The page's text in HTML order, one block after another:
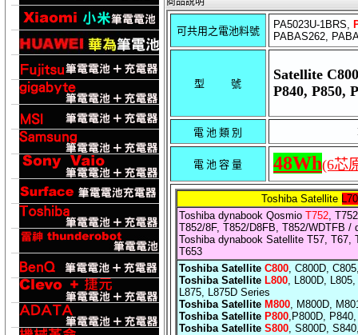
可共用之電池料號
PA5023U-1BRS,
PABAS262,
型 號
Satellite
P840, P850,
電 池 類 別
電 池 容 量 48Wh(6芯
Toshiba Satellite
Toshiba dynabook Qosmio T752,
T852/8F, T852/D8FB, T852/WDTFB
Toshiba dynabook Satellite T57,
T653
Toshiba Satellite C800, C800D,
Toshiba Satellite L800, L800D,
L875, L875D Series
Toshiba Satellite M800, M800D,
Toshiba Satellite P800,P800D,
Toshiba Satellite S800, S800D,